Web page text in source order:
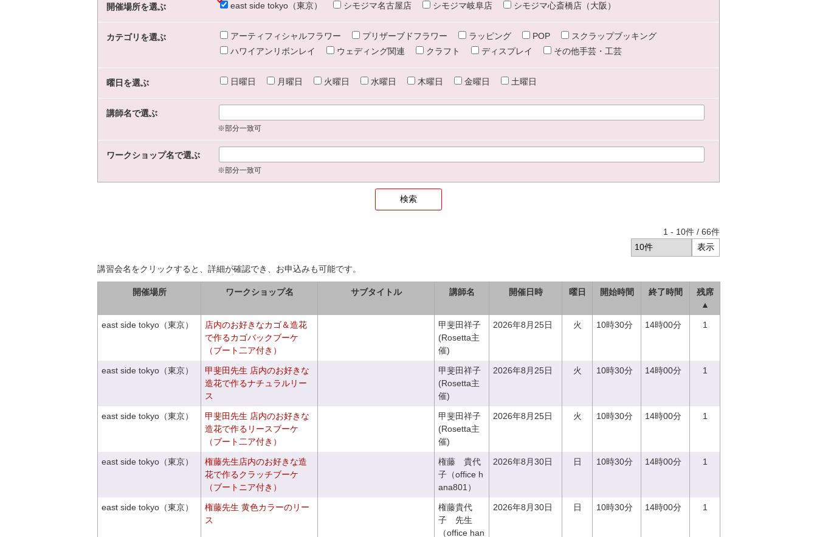
開催場所を選ぶ east side tokyo（東京） シモジマ名古屋店 シモジマ岐阜店 シモジマ心斎橋店（大阪）
カテゴリを選ぶ アーティフィシャルフラワー プリザーブドフラワー ラッピング POP
スクラップブッキング
ハワイアンリボンレイ
ウェディング関連 クラフト ディスプレイ その他手芸・工芸
曜日を選ぶ 日曜日 月曜日 火曜日 水曜日 木曜日 金曜日 土曜日
講師名で選ぶ
※部分一致可
ワークショップ名で選ぶ
※部分一致可
1 - 10件 / 66件
講習会名をクリックすると、詳細が確認でき、お申込みも可能です。
開催場所 ワークショップ名 サブタイトル 講師名 開催日時 曜日 開始時間 終了時間
残席
▲
east side tokyo（東京）
店内のお好きなカゴ＆造花
で作るカゴバックブーケ
（ブート二ア付き）
甲斐田祥子
(Rosetta主
催)
2026年8月25日 火 10時30分 14時00分 1
east side tokyo（東京）
甲斐田先生 店内のお好きな
造花で作るナチュラルリー
ス
甲斐田祥子
(Rosetta主
催)
2026年8月25日 火 10時30分 14時00分 1
east side tokyo（東京）
甲斐田先生 店内のお好きな
造花で作るリースブーケ
（ブート二ア付き）
甲斐田祥子
(Rosetta主
催)
2026年8月25日 火 10時30分 14時00分 1
east side tokyo（東京）
権藤先生店内のお好きな造
花で作るクラッチブーケ
（ブートニア付き）
権藤 貴代
子（office h
ana801）
2026年8月30日 日 10時30分 14時00分 1
east side tokyo（東京）
権藤先生 黄色カラーのリー
ス
権藤貴代
子 先生
（office han
2026年8月30日 日 10時30分 14時00分 1